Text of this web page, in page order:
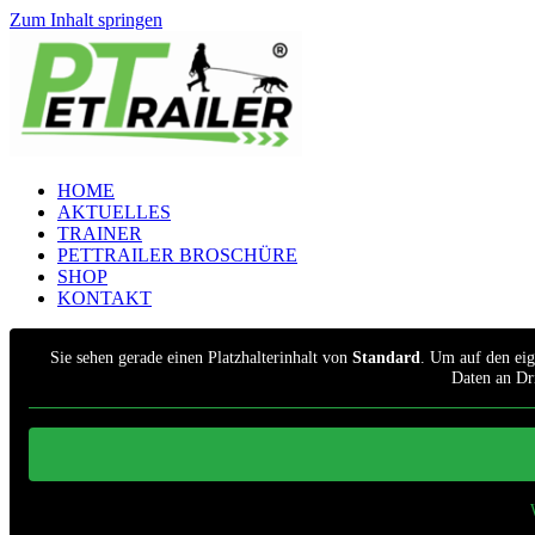
Zum Inhalt springen
HOME
AKTUELLES
TRAINER
PETTRAILER BROSCHÜRE
SHOP
KONTAKT
Sie sehen gerade einen Platzhalterinhalt von Standard. Um auf den
Daten an